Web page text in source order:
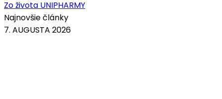
Zo života UNIPHARMY
Najnovšie články
7. AUGUSTA 2026